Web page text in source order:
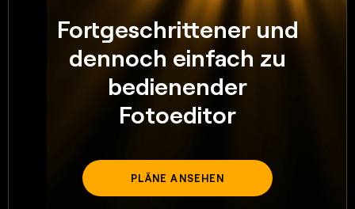
Fortgeschrittener und
dennoch einfach zu
bedienender
Fotoeditor
PLÄNE ANSEHEN